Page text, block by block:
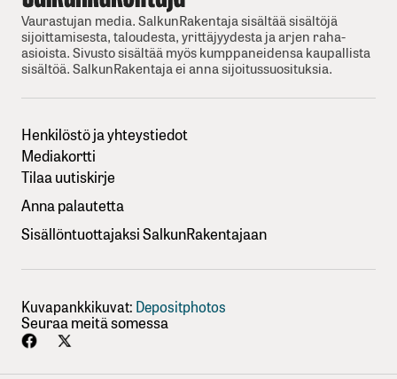
Vaurastujan media. SalkunRakentaja sisältää sisältöjä
sijoittamisesta, taloudesta, yrittäjyydesta ja arjen raha-
asioista. Sivusto sisältää myös kumppaneidensa kaupallista
sisältöä. SalkunRakentaja ei anna sijoitussuosituksia.
Henkilöstö ja yhteystiedot
Mediakortti
Tilaa uutiskirje
Anna palautetta
Sisällöntuottajaksi SalkunRakentajaan
Kuvapankkikuvat: Depositphotos
Seuraa meitä somessa